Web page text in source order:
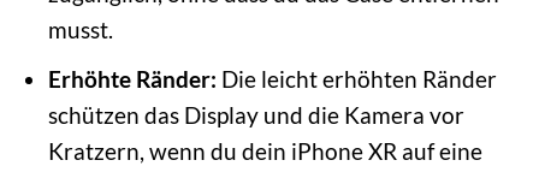
musst.
Erhöhte Ränder: Die leicht erhöhten Ränder
schützen das Display und die Kamera vor
Kratzern, wenn du dein iPhone XR auf eine